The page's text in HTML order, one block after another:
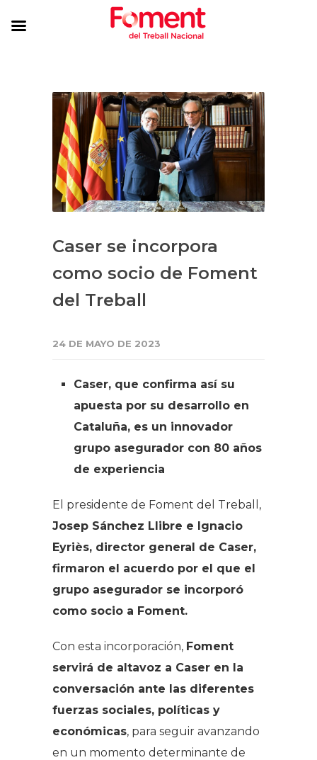
Caser se incorpora
como socio de Foment
del Treball
24 DE MAYO DE 2023
Caser, que confirma así su
apuesta por su desarrollo en
Cataluña, es un innovador
grupo asegurador con 80 años
de experiencia
El presidente de Foment del Treball,
Josep Sánchez Llibre e Ignacio
Eyriès, director general de Caser,
firmaron el acuerdo por el que el
grupo asegurador se incorporó
como socio a Foment.
Con esta incorporación, Foment
servirá de altavoz a Caser en la
conversación ante las diferentes
fuerzas sociales, políticas y
económicas, para seguir avanzando
en un momento determinante de